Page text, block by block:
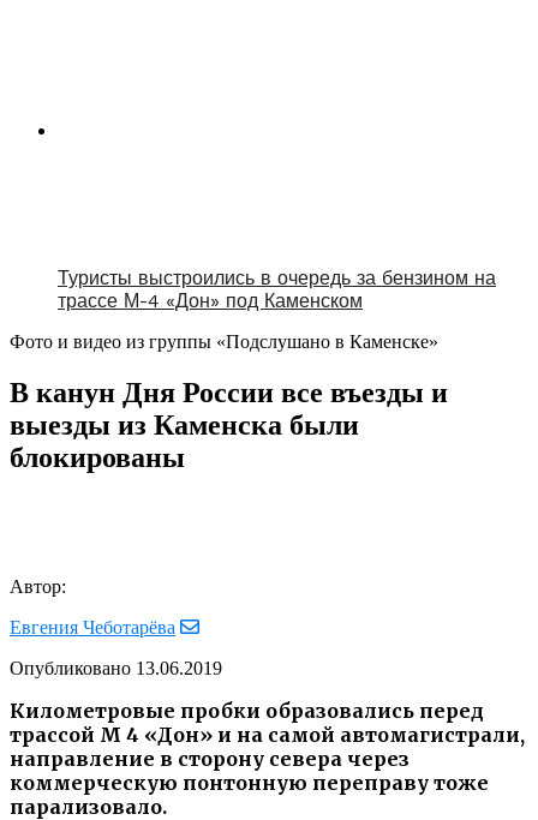
Туристы выстроились в очередь за бензином на
трассе М-4 «Дон» под Каменском
Фото и видео из группы «Подслушано в Каменске»
В канун Дня России все въезды и
выезды из Каменска были
блокированы
Автор:
Евгения Чеботарёва
Опубликовано 13.06.2019
Километровые пробки образовались перед
трассой М 4 «Дон» и на самой автомагистрали,
направление в сторону севера через
коммерческую понтонную переправу тоже
парализовало.